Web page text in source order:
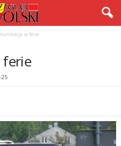
w ferie
ferie
25